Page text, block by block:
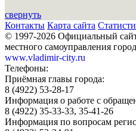
свернуть
Контакты Карта сайта
© 1997-2026 Официальный
местного самоуправления
www.vladimir-city.ru
Телефоны:
Приёмная главы города:
8 (4922) 53-28-17
Информация о работе с
8 (4922) 35-33-33, 35-41-26
Информация по вопросам